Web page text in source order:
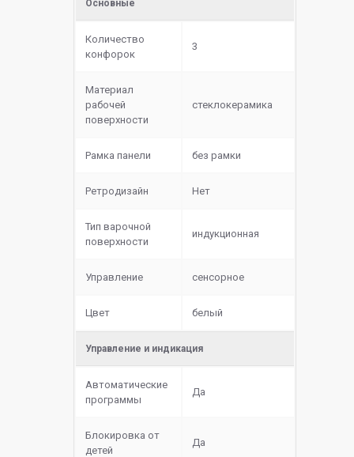
Основные
Количество
конфорок
3
Материал
рабочей
поверхности
cтеклокерамика
Рамка панели без рамки
Ретродизайн Нет
Тип варочной
поверхности
индукционная
Управление сенсорное
Цвет белый
Управление и индикация
Автоматические
программы
Да
Блокировка от
детей
Да